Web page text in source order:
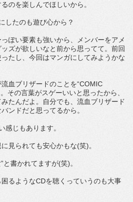
のを楽しんでほしいから。
したのも遊び心から？
ぽい要素も強いから、メンバーをアメ
ズが欲しいなと前から思ってて。前回
たし、今回はマンガにしてみようかな
血ブリザードのことを“COMIC
その言葉がスゲーいいと思ったから、
たんだよ。自分でも、流血ブリザード
ンドだと思ってるから。
感じもあります。
見られても安心かもな(笑)。
と書かれてますが(笑)。
るようなCDを聴くっていうのも大事